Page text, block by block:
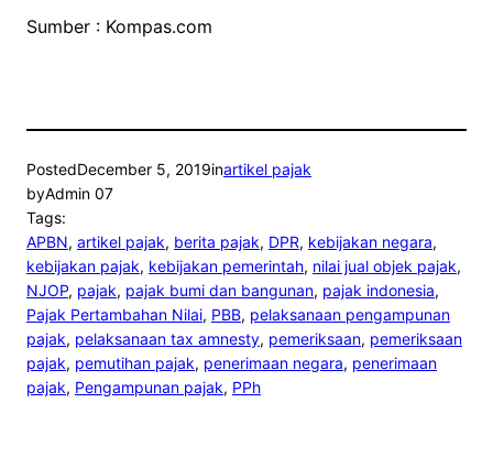
Sumber : Kompas.com
PostedDecember 5, 2019inartikel pajak
byAdmin 07
Tags:
APBN, artikel pajak, berita pajak, DPR, kebijakan negara
kebijakan pajak, kebijakan pemerintah, nilai jual objek pajak
NJOP, pajak, pajak bumi dan bangunan, pajak indonesia
Pajak Pertambahan Nilai, PBB, pelaksanaan pengampunan
pajak, pelaksanaan tax amnesty, pemeriksaan, pemeriksaan
pajak, pemutihan pajak, penerimaan negara, penerimaan
pajak, Pengampunan pajak, PPh